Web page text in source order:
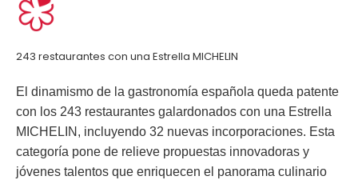
243 restaurantes con una Estrella MICHELIN
El dinamismo de la gastronomía española queda patente
con los 243 restaurantes galardonados con una Estrella
MICHELIN, incluyendo 32 nuevas incorporaciones. Esta
categoría pone de relieve propuestas innovadoras y
jóvenes talentos que enriquecen el panorama culinario